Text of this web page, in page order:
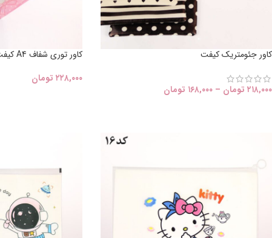
کاور جئومتریک کیفت
۲۱۸,۰۰۰ تومان – ۱۶۸,۰۰۰ تومان
کاور توری شفاف A4 کیفت
۲۲۸,۰۰۰ تومان